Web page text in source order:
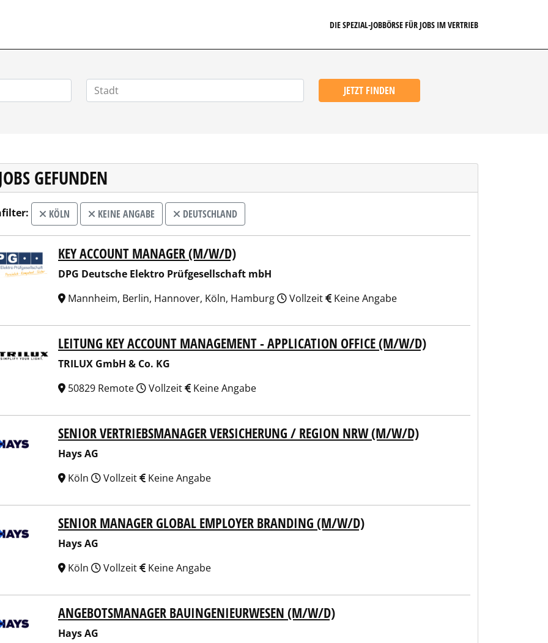
DIE SPEZIAL-JOBBÖRSE FÜR JOBS IM VERTRIEB
JETZT FINDEN
GEFUNDEN
KÖLN KEINE ANGABE DEUTSCHLAND
Deutsche Elektro Prüfgesellschaft mbH
KEY ACCOUNT MANAGER (M/W/D)
DPG Deutsche Elektro Prüfgesellschaft mbH
Mannheim, Berlin, Hannover, Köln, Hamburg
Vollzeit Keine Angabe
GmbH & Co. KGLEITUNG KEY ACCOUNT MANAGEMENT - APPLICATION OFFICE (M/W/D)
TRILUX GmbH & Co. KG
50829 Remote
Vollzeit Keine Angabe
SENIOR VERTRIEBSMANAGER VERSICHERUNG / REGION NRW (M/W/D)
Hays AG
Köln
Vollzeit Keine Angabe
SENIOR MANAGER GLOBAL EMPLOYER BRANDING (M/W/D)
Hays AG
Köln
Vollzeit Keine Angabe
ANGEBOTSMANAGER BAUINGENIEURWESEN (M/W/D)
Hays AG